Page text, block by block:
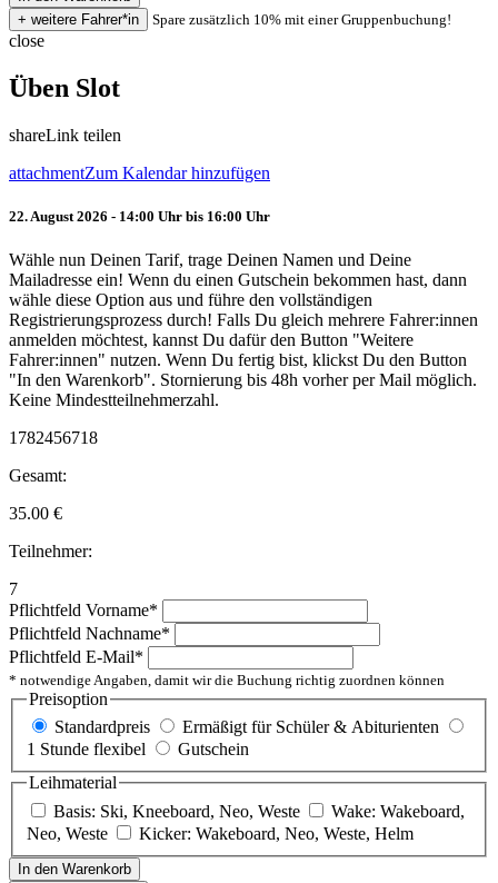
Spare zusätzlich 10% mit einer Gruppenbuchung!
close
Üben Slot
shareLink teilen
attachmentZum Kalendar hinzufügen
22. August 2026 - 14:00 Uhr bis 16:00 Uhr
Wähle nun Deinen Tarif, trage Deinen Namen und Deine
Mailadresse ein! Wenn du einen Gutschein bekommen hast, dann
wähle diese Option aus und führe den vollständigen
Registrierungsprozess durch! Falls Du gleich mehrere Fahrer:innen
anmelden möchtest, kannst Du dafür den Button "Weitere
Fahrer:innen" nutzen. Wenn Du fertig bist, klickst Du den Button
"In den Warenkorb". Stornierung bis 48h vorher per Mail möglich.
Keine Mindestteilnehmerzahl.
1782456718
Gesamt:
35.00 €
Teilnehmer:
7
Pflichtfeld Vorname*
Pflichtfeld Nachname*
Pflichtfeld E-Mail*
* notwendige Angaben, damit wir die Buchung richtig zuordnen können
Preisoption
Standardpreis
Ermäßigt für Schüler & Abiturienten
1 Stunde flexibel
Gutschein
Leihmaterial
Basis: Ski, Kneeboard, Neo, Weste
Wake: Wakeboard,
Neo, Weste
Kicker: Wakeboard, Neo, Weste, Helm